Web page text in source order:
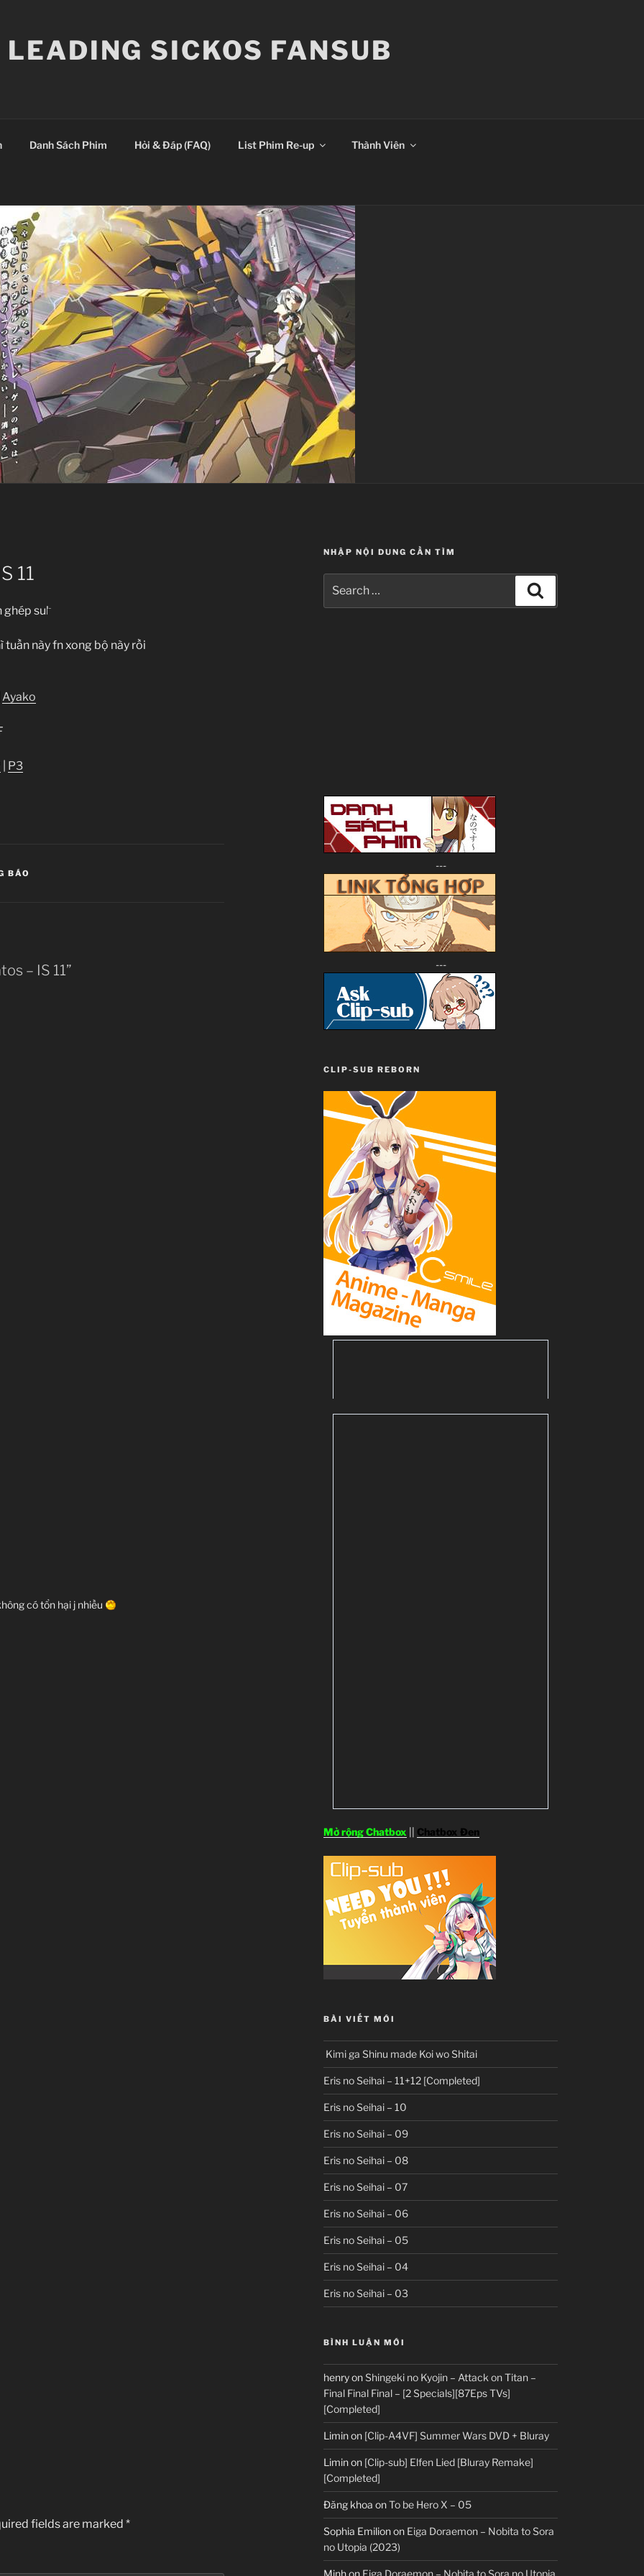
SICKOS FANSUB
Danh Sách Phim Hỏi & Đáp (FAQ) List Phim Re-up Thành Viên
11
ghép sub
này fn xong bộ này rồi
|Ayako
P3
BÁO
– IS 11”
có tổn hại j nhiều
fields are marked *
NHẬP NỘI DUNG CẦN TÌM
for:
---
---
CLIP-SUB REBORN
Mở rộng Chatbox Chatbox Đen
BÀI VIẾT MỚI
Kimi ga Shinu made Koi wo Shitai
Eris no Seihai – 11+12 [Completed]
Eris no Seihai – 10
Eris no Seihai – 09
Eris no Seihai – 08
Eris no Seihai – 07
Eris no Seihai – 06
Eris no Seihai – 05
Eris no Seihai – 04
Eris no Seihai – 03
BÌNH LUẬN MỚI
henryonShingeki no Kyojin – Attack on Titan –
Final Final Final – [2 Specials][87Eps TVs]
[Completed]
Liminon [Clip-A4VF] Summer Wars DVD + Bluray
Liminon [Clip-sub] Elfen Lied [Bluray Remake]
[Completed]
Đăng khoa onTo be Hero X – 05
Sophia Emilionon Eiga Doraemon – Nobita to Sora
no Utopia (2023)